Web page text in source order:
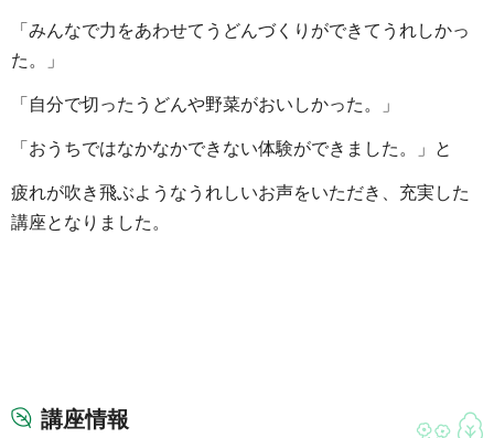
「みんなで力をあわせてうどんづくりができてうれしかっ
た。」
「自分で切ったうどんや野菜がおいしかった。」
「おうちではなかなかできない体験ができました。」と
疲れが吹き飛ぶようなうれしいお声をいただき、充実した
講座となりました。
講座情報